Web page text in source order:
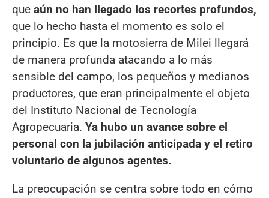
que aún no han llegado los recortes profundos,
que lo hecho hasta el momento es solo el
principio. Es que la motosierra de Milei llegará
de manera profunda atacando a lo más
sensible del campo, los pequeños y medianos
productores, que eran principalmente el objeto
del Instituto Nacional de Tecnología
Agropecuaria. Ya hubo un avance sobre el
personal con la jubilación anticipada y el retiro
voluntario de algunos agentes.
La preocupación se centra sobre todo en cómo